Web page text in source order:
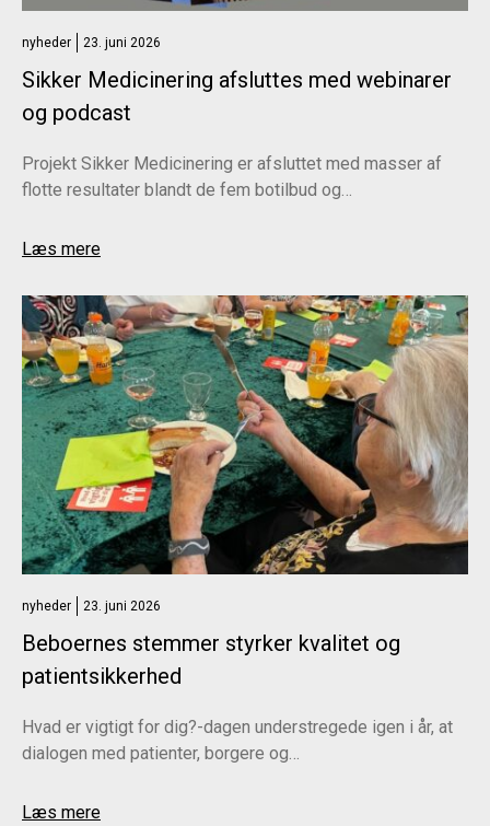
nyheder 23. juni 2026
Sikker Medicinering afsluttes med webinarer
og podcast
Projekt Sikker Medicinering er afsluttet med masser af
flotte resultater blandt de fem botilbud og…
Læs mere
nyheder 23. juni 2026
Beboernes stemmer styrker kvalitet og
patientsikkerhed
Hvad er vigtigt for dig?-dagen understregede igen i år, at
dialogen med patienter, borgere og…
Læs mere